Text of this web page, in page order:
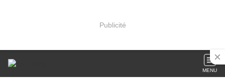
Publicité
MENU